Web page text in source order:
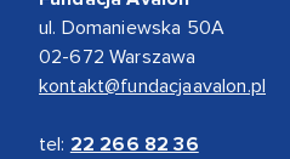
ul. Domaniewska 50A
02-672 Warszawa
kontakt@fundacjaavalon.pl
tel: 22 266 82 36